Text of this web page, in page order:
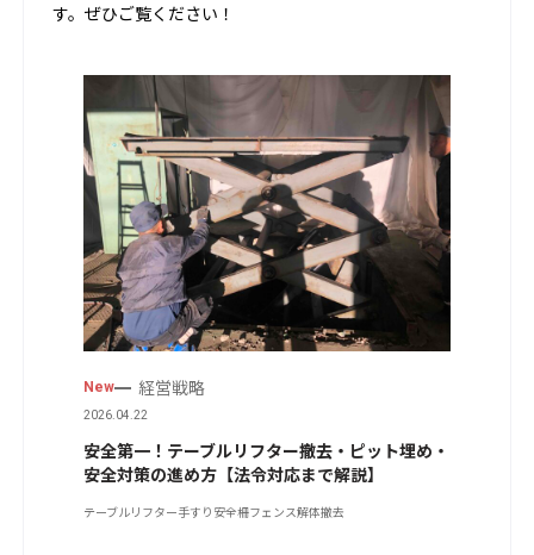
す。ぜひご覧ください！
New 経営戦略
2026.04.22
安全第一！テーブルリフター撤去・ピット埋め・
安全対策の進め方【法令対応まで解説】
テーブルリフター手すり 安全柵フェンス解体撤去